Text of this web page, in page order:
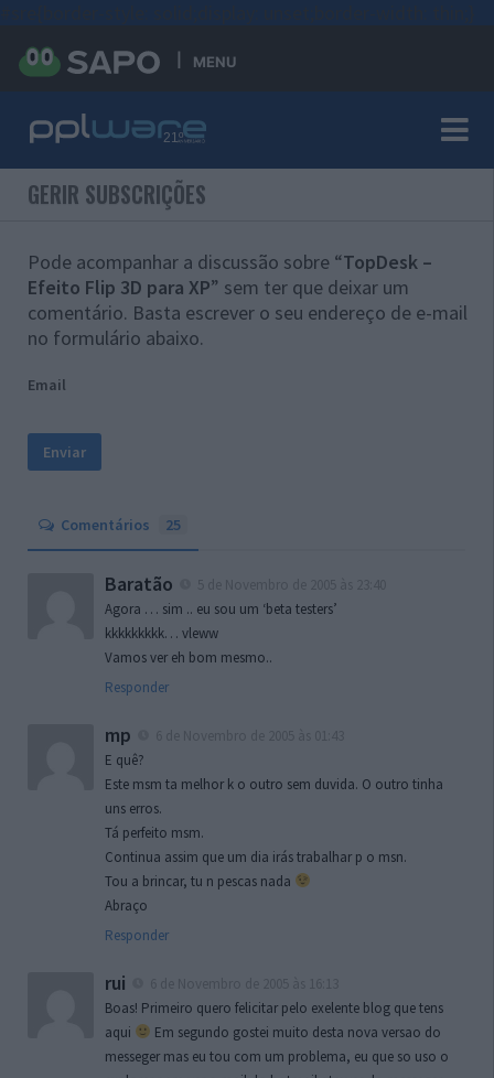
MENU
GERIR SUBSCRIÇÕES
Pode acompanhar a discussão sobre “TopDesk –
Efeito Flip 3D para XP” sem ter que deixar um
comentário. Basta escrever o seu endereço de e-mail
no formulário abaixo.
Email
Comentários 25
Baratão
Agora … sim .. eu sou um ‘beta testers’
kkkkkkkkk… vleww
Vamos ver eh bom mesmo..
Responder
mp
E quê?
Este msm ta melhor k o outro sem duvida. O outro tinha
uns erros.
Tá perfeito msm.
Continua assim que um dia irás trabalhar p o msn.
Tou a brincar, tu n pescas nada
Abraço
Responder
rui
Boas! Primeiro quero felicitar pelo exelente blog que tens
aqui
Em segundo gostei muito desta nova versao do
messeger mas eu tou com um problema, eu que so uso o